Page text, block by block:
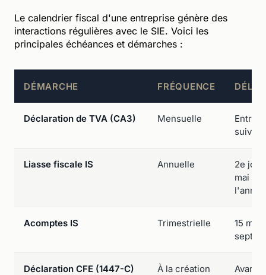
Le calendrier fiscal d'une entreprise génère des
interactions régulières avec le SIE. Voici les
principales échéances et démarches :
DÉMARCHE FRÉQUENCE DÉLAI
Déclaration de TVA (CA3) Mensuelle
Entre
suivant
Liasse fiscale IS Annuelle
2e
mai
Acomptes IS Trimestrielle
15
Déclaration CFE (1447-C) À la création
Avant